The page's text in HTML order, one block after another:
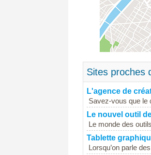
Sites proches
L'agence de
Savez-vous que le
Le nouvel outil
Le monde des
Tablette
Lorsqu’on parle